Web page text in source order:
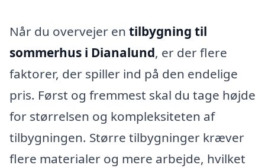
Når du overvejer en tilbygning til
sommerhus i Dianalund, er der flere
faktorer, der spiller ind på den endelige
pris. Først og fremmest skal du tage højde
for størrelsen og kompleksiteten af
tilbygningen. Større tilbygninger kræver
flere materialer og mere arbejde, hvilket